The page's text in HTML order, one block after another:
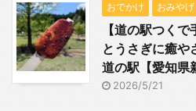
おでかけ おみやげ
【道の駅つく
とうさぎに癒や
道の駅【愛知県
2026/5/21